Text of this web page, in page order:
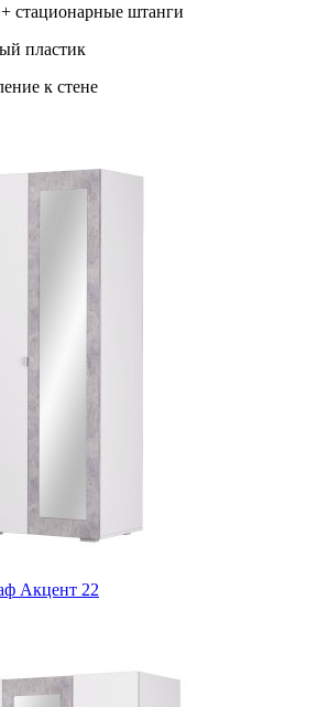
стационарные штанги
пластик
к стене
Акцент 22